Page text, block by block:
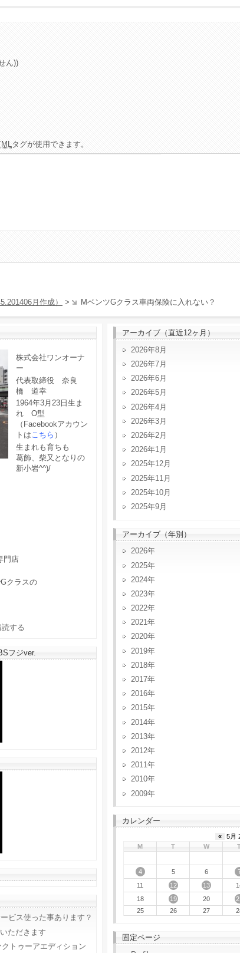
ん))
タグが使用できます。
月作成） > MベンツGクラス車両保険に入れない？
株式会社ワンオーナ
ー
代表取締役 奈良
橋 道幸
1964年3月23日生ま
れ O型
（Facebookアカウン
トはこちら ）
生まれも育ちも
葛飾、柴又となりの
新小岩^^)/
門店
クラスの
フジver.
ビス使った事あります？
ただきます
トゥーアエディション
アーカイブ（直近12ヶ月）
2026年8月
2026年7月
2026年6月
2026年5月
2026年4月
2026年3月
2026年2月
2026年1月
2025年12月
2025年11月
2025年10月
2025年9月
アーカイブ（年別）
2026
2025
2024
2023
2022
2021
2020
2019
2018
2017
2016
2015
2014
2013
2012
2011
2010
2009
カレンダー
«
5月
M
T W
4 5 6
11
12 13
18
19 20
25
26 27
固定ページ